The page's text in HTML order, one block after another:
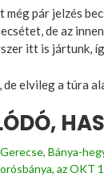
még pár jelzés
de az
itt is jártunk,
de elvileg a túra
Bánya-
az OKT